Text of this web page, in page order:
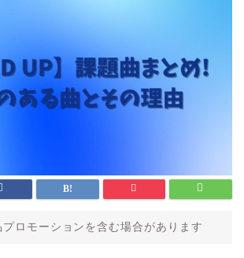
ロモーションを含む場合があります